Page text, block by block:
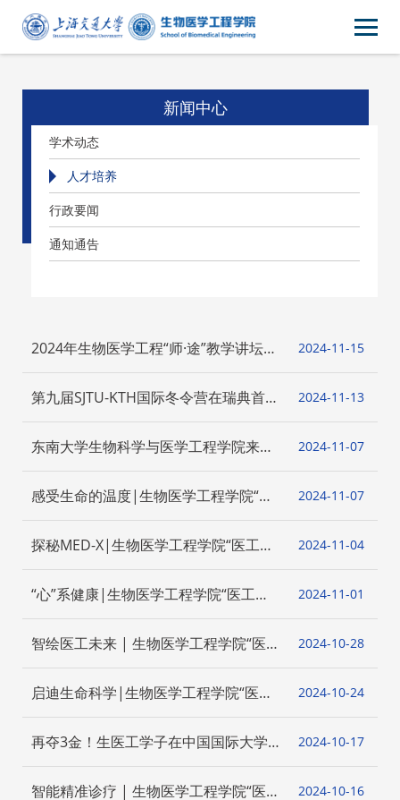
新闻中心
学术动态
人才培养
行政要闻
通知通告
2024年生物医学工程“师·途”教学讲坛第
五期 “教师教学创新大赛经验分享”顺利
举办
15
2024-11
第九届SJTU-KTH国际冬令营在瑞典首都
斯德哥尔摩圆满举办
13
2024-11
东南大学生物科学与医学工程学院来我
院调研交流学生工作
07
2024-11
感受生命的温度|生物医学工程学院“医
工智启”讲堂第六期顺利举办
07
2024-11
探秘MED-X|生物医学工程学院“医工笃
行”学堂第三期顺利开展
04
2024-11
“心”系健康|生物医学工程学院“医工智
启”讲堂第五期顺利举办
01
2024-11
智绘医工未来 | 生物医学工程学院“医
工笃行”学堂第二期顺利开展
28
2024-10
启迪生命科学|生物医学工程学院“医工
智启”讲堂第四期顺利举办
24
2024-10
再夺3金！生医工学子在中国国际大学
生创新大赛中喜获佳绩
17
2024-10
智能精准诊疗 | 生物医学工程学院“医
16
2024-10